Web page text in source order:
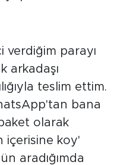
verdiğim parayı
arkadaşı
teslim ettim.
bana
olarak
içerisine koy'
aradığımda